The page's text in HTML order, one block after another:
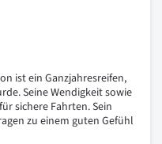
ist ein Ganzjahresreifen,
Seine Wendigkeit sowie
sichere Fahrten. Sein
zu einem guten Gefühl